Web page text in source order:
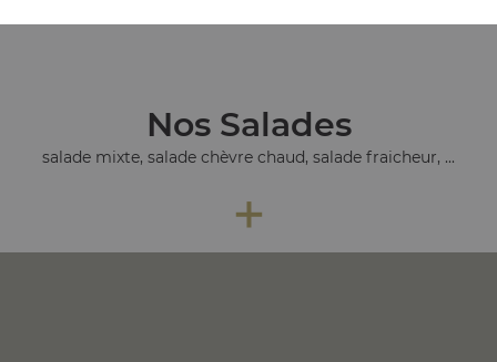
Nos Salades
salade mixte, salade chèvre chaud, salade fraicheur, ...
+